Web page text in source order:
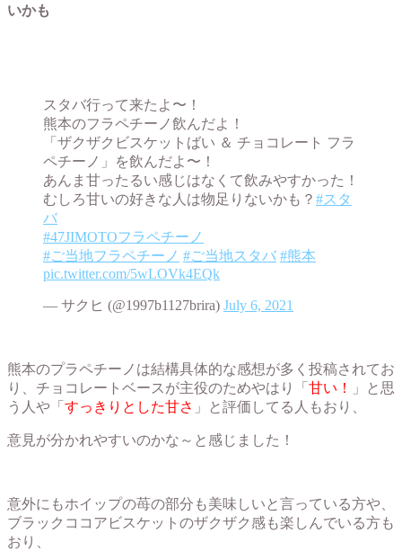
いかも
スタバ行って来たよ〜！
熊本のフラペチーノ飲んだよ！
「ザクザクビスケットばい ＆ チョコレート フラ
ペチーノ」を飲んだよ〜！
あんま甘ったるい感じはなくて飲みやすかった！
むしろ甘いの好きな人は物足りないかも？ #スタ
バ
#47JIMOTOフラペチーノ
#ご当地フラペチーノ #ご当地スタバ #熊本
pic.twitter.com/5wLOVk4EQk
— サクヒ (@1997b1127brira) July 6, 2021
熊本のプラペチーノは結構具体的な感想が多く投稿されてお
り、チョコレートベースが主役のためやはり「 甘い！
」と思
う人や「 すっきりとした甘さ 」と評価してる人もおり、
意見が分かれやすいのかな～と感じました！
意外にもホイップの苺の部分も美味しいと言っている方や、
ブラックココアビスケットのザクザク感も楽しんでいる方も
おり、